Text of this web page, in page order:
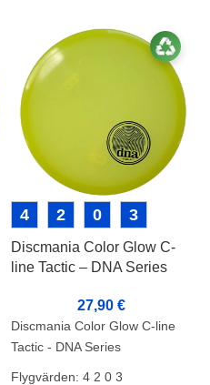
4 2 0 3
Discmania Color Glow C-
line Tactic – DNA Series
27,90 €
Discmania Color Glow C-line
Tactic - DNA Series
Flygvärden: 4 2 0 3